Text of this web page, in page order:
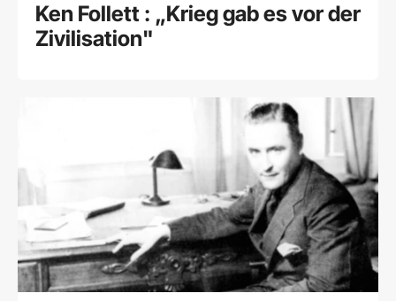
Ken Follett : „Krieg gab es vor der
Zivilisation"